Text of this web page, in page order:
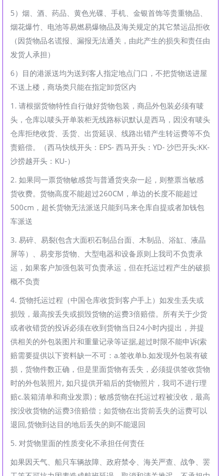
5）烟、酒、药品、黄色光碟、手机、金银首饰等贵重物品、
烟花爆竹、电池等易燃易爆物品及海关规定的其它禁运品拒收
（因货物品名谎报、漏报无法通关，由此产生的损失和责任由
发货人承担）
6）目的港派送均为送到客人指定地点门口，不把货物送进屋
不送上楼，商场类只能在指定卸货区内
1. 请根据货物特性自行做好货物包装，商品外包装必须有唛
头，仓库以唛头开单装柜无线路标识默认是西马，因没有唛头
仓库拒绝收货、丢货、出货延误、线路出错产生转运费等不负
责赔偿。（西马快线开头：EPS- 西马开头：YD- 沙巴开头:KK-
沙捞越开头：KU-）
2. 如果同一票货物敏感货与普通货夹杂一起，则整票当敏感
货收费。货物高度不能超过260CM，单边的长度不能超过
500cm，超长货物无法派送只能到马来仓库自提或者加钱包
车派送
3. 易碎、易裂(包含大面积石制品台面、木制品、浴缸、液晶
屏等）、易变形货物、大型电器和设备原则上我司不负责承
运，如果客户加强包装可负责承运，但在托运过程产生的破损
概不负责
4. 货物托运过程（中国仓库收货到客户手上）如发生丢失或
损毁，最高按丢失或损毁货物的运费3倍赔偿。所有关于少货
或者收错货的投诉必须在收到货物当日24小时内提出，并提
供相关的外包装图片和重量记录等证据,超过时限不能申诉(索
赔需要提供以下资料缺一不可：a.签收单b.如发现外包装有破
损，货物件数正确，但是里面货物有丢失，必须提供签收货物
时的外包装照片, 如只提供开箱后的货物照片，我司不进行理
赔c.装箱清单和商业发票)；敏感货物在托运过程被没收，最高
按没收货物的运费3倍赔偿；如货物在出货前丢失的运费可以
退回,货物到达目的地后丢失的则不能退回
5. 对货物里面的性质变化不承担任何责任
如果因天气、船只车辆故障、政府禁令、海关严查、战争、罢